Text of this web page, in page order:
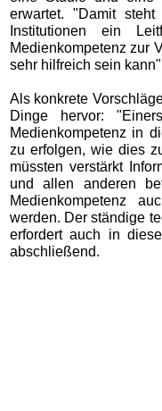
erwartet. "Damit
Institutionen ein
Medienkompetenz zur
sehr hilfreich sein
Als konkrete
Dinge hervor:
Medienkompetenz in
zu erfolgen, wie dies
müssten verstärkt
und allen anderen
Medienkompetenz
werden. Der ständige
erfordert auch in
abschließend.